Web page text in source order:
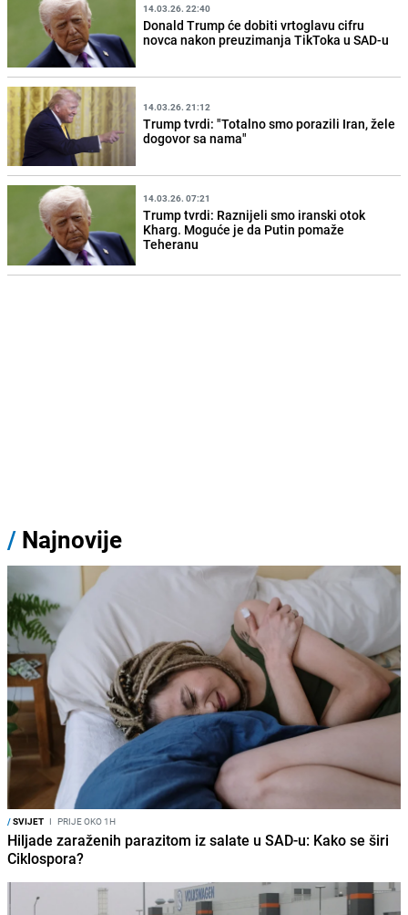
14.03.26. 22:40
Donald Trump će dobiti vrtoglavu cifru
novca nakon preuzimanja TikToka u SAD-u
14.03.26. 21:12
Trump tvrdi: "Totalno smo porazili Iran, žele
dogovor sa nama"
14.03.26. 07:21
Trump tvrdi: Raznijeli smo iranski otok
Kharg. Moguće je da Putin pomaže
Teheranu
/ Najnovije
/SVIJET I PRIJE OKO 1H
Hiljade zaraženih parazitom iz salate u SAD-u: Kako se širi
Ciklospora?